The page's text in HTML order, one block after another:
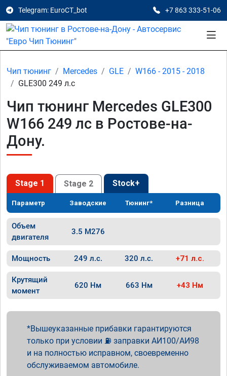
Telegram: EuroCT_bot +7 863 333-51-06
Чип тюнинг Mercedes GLE
W166 - 2015 - 2018
GLE300 249 л.с
Чип тюнинг Mercedes GLE300
W166 249 лс в Ростове-на-
Дону.
Stage 1 Stage 2 Stock+
Параметр Заводские Тюнинг* Разница
Объем
двигателя
3.5 M276
Мощность 249 л.с. 320 л.с. +71 л.с.
Крутящий
момент
620 Нм 663 Нм +43 Нм
Вышеуказанные прибавки гарантируются
только при условии ⛽ заправки АИ100/АИ98
и на полностью исправном, своевременно
обслуживаемом автомобиле.